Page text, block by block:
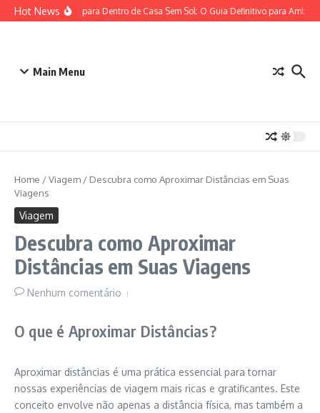
Ir para o conteúdo
Hot NewsPlantas para Dentro de Casa Sem Sol: O Guia Definitivo para
Main Menu
Home /Viagem / Descubra como Aproximar Distâncias em Suas
Viagens
Viagem
Descubra como Aproximar
Distâncias em Suas Viagens
Nenhum comentário
O que é Aproximar Distâncias?
Aproximar distâncias é uma prática essencial para tornar
nossas experiências de viagem mais ricas e gratificantes. Este
conceito envolve não apenas a distância física, mas também a